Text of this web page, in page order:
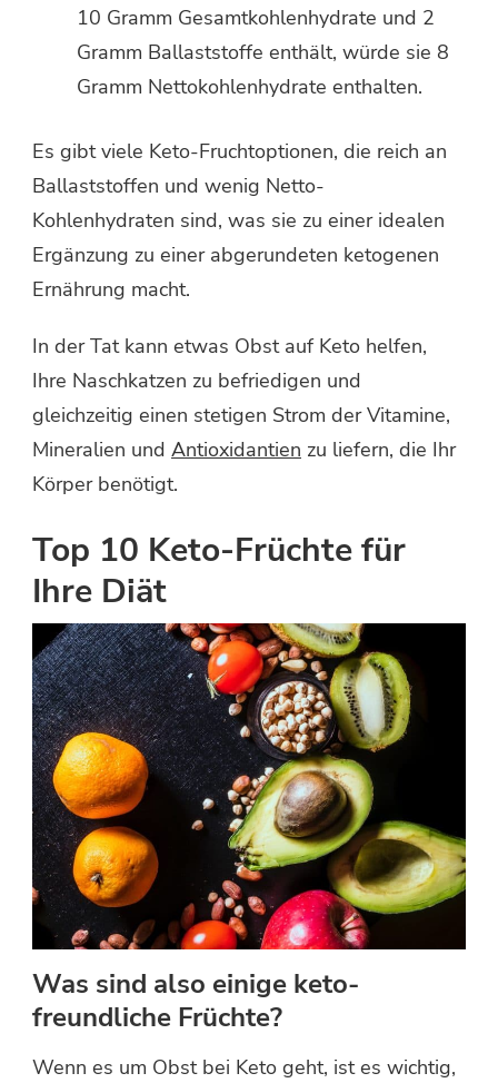
10 Gramm Gesamtkohlenhydrate und 2
Gramm Ballaststoffe enthält, würde sie 8
Gramm Nettokohlenhydrate enthalten.
Es gibt viele Keto-Fruchtoptionen, die reich an
Ballaststoffen und wenig Netto-
Kohlenhydraten sind, was sie zu einer idealen
Ergänzung zu einer abgerundeten ketogenen
Ernährung macht.
In der Tat kann etwas Obst auf Keto helfen,
Ihre Naschkatzen zu befriedigen und
gleichzeitig einen stetigen Strom der Vitamine,
Mineralien und Antioxidantien zu liefern, die Ihr
Körper benötigt.
Top 10 Keto-Früchte für
Ihre Diät
Was sind also einige keto-
freundliche Früchte?
Wenn es um Obst bei Keto geht, ist es wichtig,